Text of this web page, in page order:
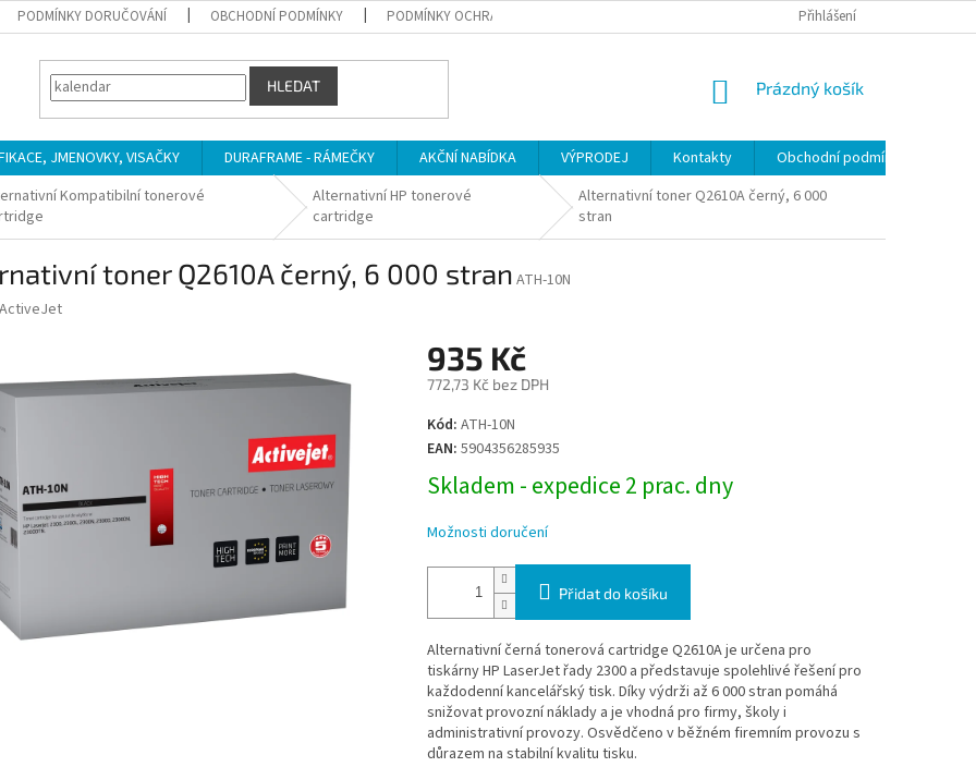
PODMÍNKY DORUČOVÁNÍ OBCHODNÍ PODMÍNKY PODMÍNKY OCHRANY OSOBNÍCH ÚDAJŮ Přihlášení
HLEDAT
NÁKUPNÍ
Prázdný košík
JMENOVKY, VISAČKY DURAFRAME - RÁMEČKY AKČNÍ NABÍDKA VÝPRODEJ Kontakty Obchodní podmínky
Kompatibilní tonerové
Alternativní HP tonerové
cartridge
Alternativní toner Q2610A černý, 6 000
stran
toner Q2610A černý, 6 000 stran ATH-10N
ActiveJet
935 Kč
772,73 Kč bez DPH
Měrná
cena:
Kód: ATH-10N
EAN: 5904356285935
Skladem - expedice 2 prac. dny
Možnosti doručení
Přidat do košíku
Alternativní černá tonerová cartridge Q2610A je určena pro
tiskárny HP LaserJet řady 2300 a představuje spolehlivé řešení pro
každodenní kancelářský tisk. Díky výdrži až 6 000 stran pomáhá
snižovat provozní náklady a je vhodná pro firmy, školy i
administrativní provozy. Osvědčeno v běžném firemním provozu s
důrazem na stabilní kvalitu tisku.